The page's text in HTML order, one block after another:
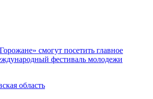
смогут посетить главное
фестиваль молодежи
область